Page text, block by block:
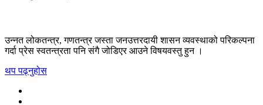
उन्नत लोकतन्त्र, गणतन्त्र जस्ता जनउत्तरदायी शासन व्यवस्थाको परिकल्पना
गर्दा प्रेस स्वतन्त्रता पनि संगै जोडिएर आउने विषयवस्तु हुन ।
थप पढ्नुहोस